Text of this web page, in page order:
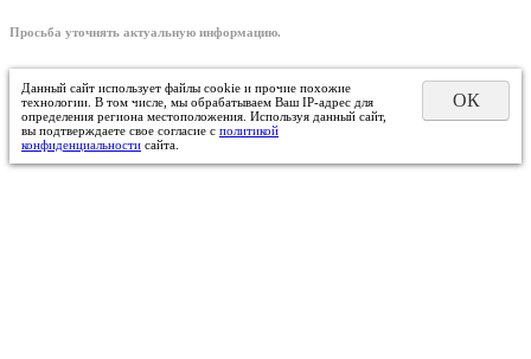
Просьба уточнять актуальную информацию.
Данный сайт использует файлы cookie и прочие похожие
технологии. В том числе, мы обрабатываем Ваш IP-адрес для
определения региона местоположения. Используя данный сайт,
вы подтверждаете свое согласие с политикой
конфиденциальности сайта.
ОК